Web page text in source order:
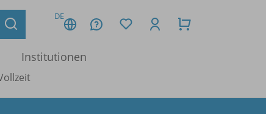
DE
Institutionen